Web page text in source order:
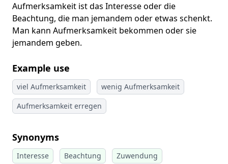
Aufmerksamkeit ist das Interesse oder die
Beachtung, die man jemandem oder etwas schenkt.
Man kann Aufmerksamkeit bekommen oder sie
jemandem geben.
Example use
viel Aufmerksamkeit
wenig Aufmerksamkeit
Aufmerksamkeit erregen
Synonyms
Interesse Beachtung Zuwendung